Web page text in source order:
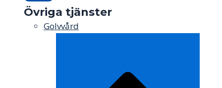
Övriga tjänster
Golvvård